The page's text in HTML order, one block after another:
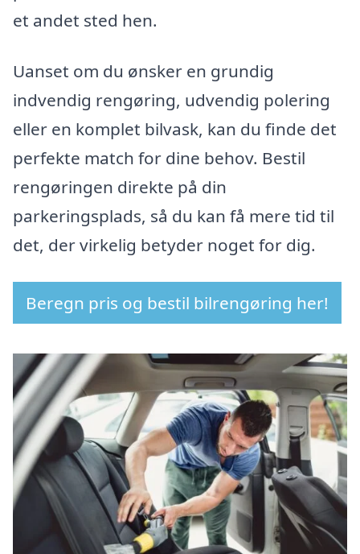
et andet sted hen.
Uanset om du ønsker en grundig
indvendig rengøring, udvendig polering
eller en komplet bilvask, kan du finde det
perfekte match for dine behov. Bestil
rengøringen direkte på din
parkeringsplads, så du kan få mere tid til
det, der virkelig betyder noget for dig.
Beregn pris og bestil bilrengøring her!